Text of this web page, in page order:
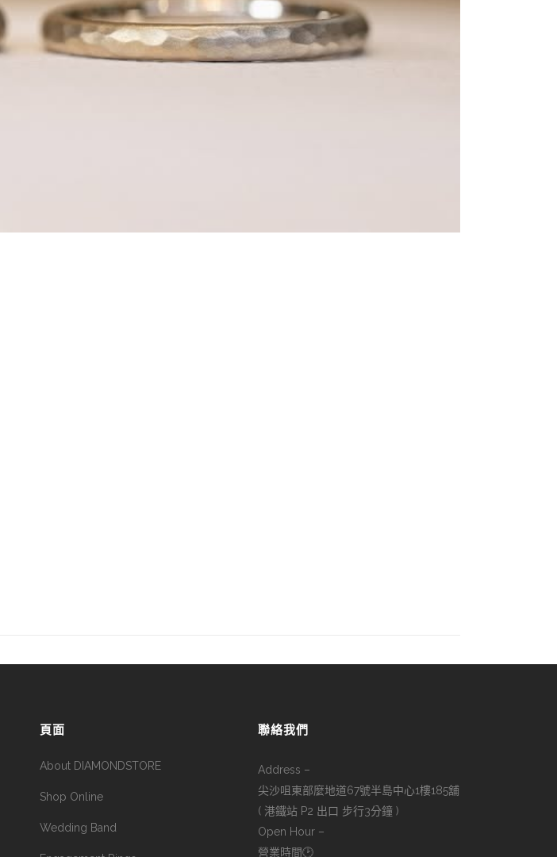
頁面
About DIAMONDSTORE
Shop Online
Wedding Band
聯絡我們
Address –
尖沙咀東部麼地道67號半島中心1樓185舖
( 港鐵站 P2 出口 步行3分鐘 )
Open Hour –
營業時間🕑